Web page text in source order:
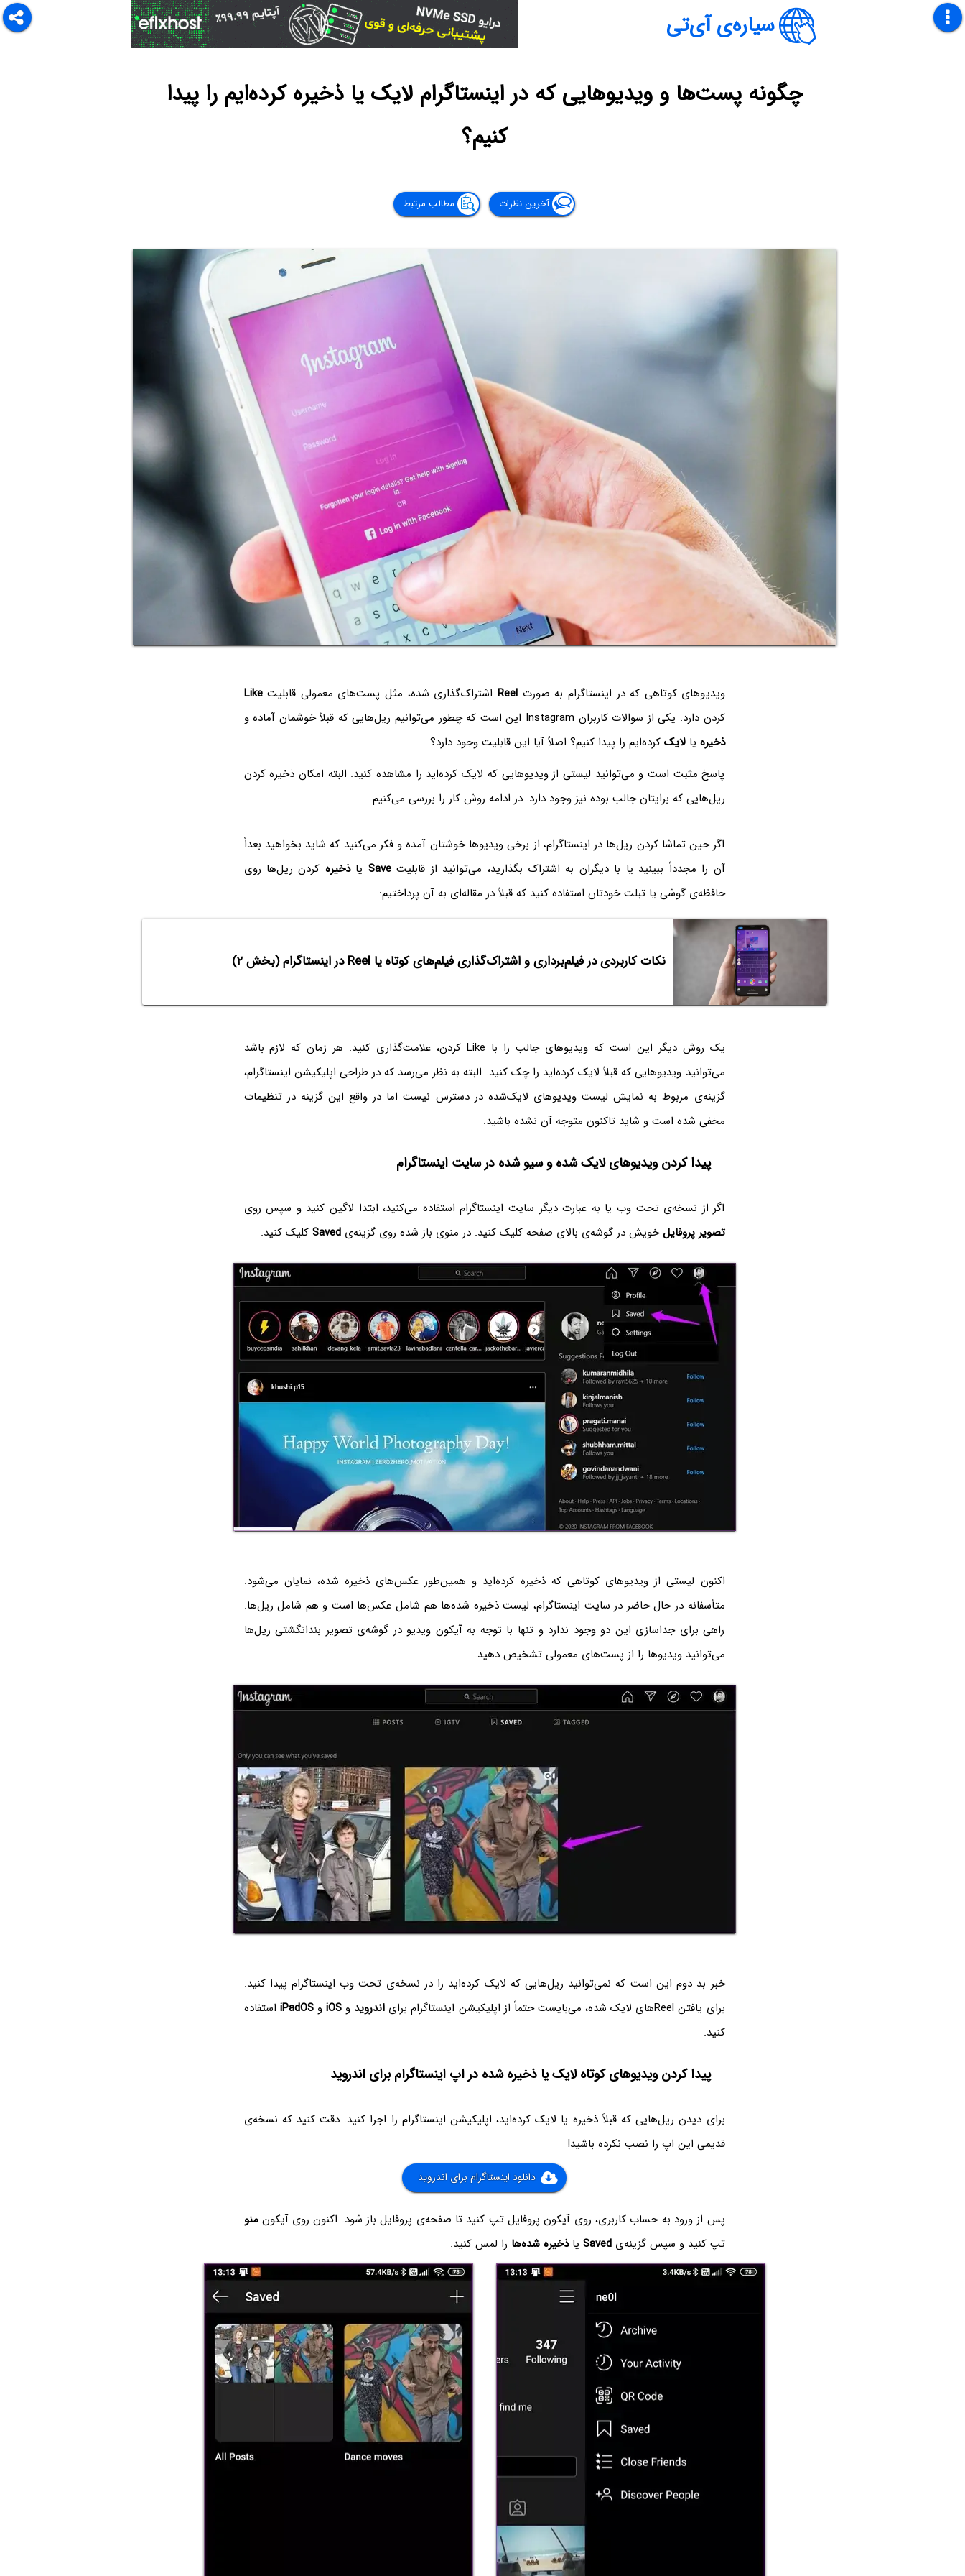
سیاره‌ی آی‌تی
چگونه پست‌ها و ویدیوهایی که در اینستاگرام لایک یا ذخیره کرده‌ایم را پیدا
کنیم؟
آخرین نظرات مطالب مرتبط
ویدیوهای کوتاهی که در اینستاگرام به صورت Reel اشتراک‌گذاری شده، مثل پست‌های معمولی قابلیتLike
کردن دارد. یکی از سوالات کاربران Instagram این است که چطور می‌توانیم ریل‌هایی که قبلاً خوشمان آماده و
ذخیره یالایک کرده‌ایم را پیدا کنیم؟ اصلاً آیا این قابلیت وجود دارد؟
پاسخ مثبت است و می‌توانید لیستی از ویدیوهایی که لایک کرده‌اید را مشاهده کنید. البته امکان ذخیره کردن
ریل‌هایی که برایتان جالب بوده نیز وجود دارد. در ادامه روش کار را بررسی می‌کنیم.
اگر حین تماشا کردن ریل‌ها در اینستاگرام، از برخی ویدیوها خوشتان آمده و فکر می‌کنید که شاید بخواهید بعداً
آن را مجدداً ببینید یا با دیگران به اشتراک بگذارید، می‌توانید از قابلیتSave یاذخیره کردن ریل‌ها روی
حافظه‌ی گوشی یا تبلت خودتان استفاده کنید که قبلاً در مقاله‌ای به آن پرداختیم:
نکات کاربردی در فیلم‌برداری و اشتراک‌گذاری فیلم‌های کوتاه یا Reel در اینستاگرام (بخش ۲)
یک روش دیگر این است که ویدیوهای جالب را با Like کردن، علامت‌گذاری کنید. هر زمان که لازم باشد
می‌توانید ویدیوهایی که قبلاً لایک کرده‌اید را چک کنید. البته به نظر می‌رسد که در طراحی اپلیکیشن اینستاگرام،
گزینه‌ی مربوط به نمایش لیست ویدیوهای لایک‌شده در دسترس نیست اما در واقع این گزینه در تنظیمات
مخفی شده است و شاید تاکنون متوجه آن نشده باشید.
پیدا کردن ویدیوهای لایک شده و سیو شده در سایت اینستاگرام
اگر از نسخه‌ی تحت وب یا به عبارت دیگر سایت اینستاگرام استفاده می‌کنید، ابتدا لاگین کنید و سپس روی
تصویر پروفایلخویش در گوشه‌ی بالای صفحه کلیک کنید. در منوی باز شده روی گزینه‌یSaved کلیک کنید.
اکنون لیستی از ویدیوهای کوتاهی که ذخیره کرده‌اید و همین‌طور عکس‌های ذخیره شده، نمایان می‌شود.
متأسفانه در حال حاضر در سایت اینستاگرام، لیست ذخیره شده‌ها هم شامل عکس‌ها است و هم شامل ریل‌ها.
راهی برای جداسازی این دو وجود ندارد و تنها با توجه به آیکون ویدیو در گوشه‌ی تصویر بندانگشتی ریل‌ها
می‌توانید ویدیوها را از پست‌های معمولی تشخیص دهید.
خبر بد دوم این است که نمی‌توانید ریل‌هایی که لایک کرده‌اید را در نسخه‌ی تحت وب اینستاگرام پیدا کنید.
برای یافتن Reelهای لایک شده، می‌بایست حتماً از اپلیکیشن اینستاگرام برای
اندروید وiOS وiPadOS استفاده
کنید.
پیدا کردن ویدیوهای کوتاه لایک یا ذخیره شده در اپ اینستاگرام برای اندروید
برای دیدن ریل‌هایی که قبلاً ذخیره یا لایک کرده‌اید، اپلیکیشن اینستاگرام را اجرا کنید. دقت کنید که نسخه‌ی
قدیمی این اپ را نصب نکرده باشید!
دانلود اینستاگرام برای اندروید
پس از ورود به حساب کاربری، روی آیکون پروفایل تپ کنید تا صفحه‌ی پروفایل باز شود. اکنون روی آیکونمنو
تپ کنید و سپس گزینه‌یSaved یاذخیره شده‌ها را لمس کنید.